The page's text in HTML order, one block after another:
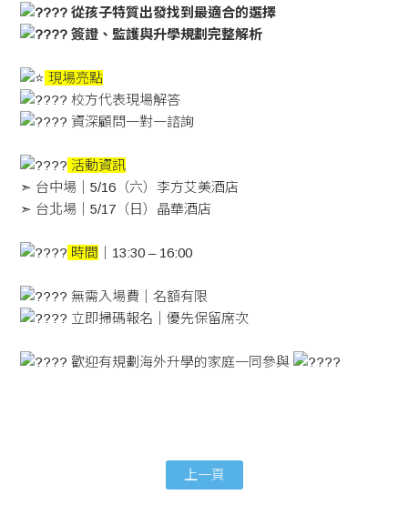
從孩子特質出發找到最適合的選擇
簽證、監護與升學規劃完整解析
現場亮點
校方代表現場解答
資深顧問一對一諮詢
活動資訊
➣ 台中場｜5/16（六）李方艾美酒店
➣ 台北場｜5/17（日）晶華酒店
時間 ｜13:30 – 16:00
無需入場費｜名額有限
立即掃碼報名｜優先保留席次
歡迎有規劃海外升學的家庭一同參與
上一頁